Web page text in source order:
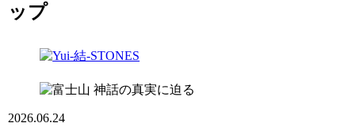
ップ
神話の真実に迫る
2026.06.24